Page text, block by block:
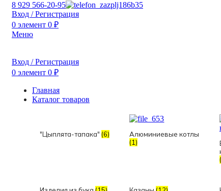
8 929 566-20-95
Вход / Регистрация
0 элемент 0 ₽
Меню
Вход / Регистрация
0 элемент 0 ₽
Главная
Каталог товаров
"Цыплята-тапака" (6)
Алюминиевые котлы
(1)